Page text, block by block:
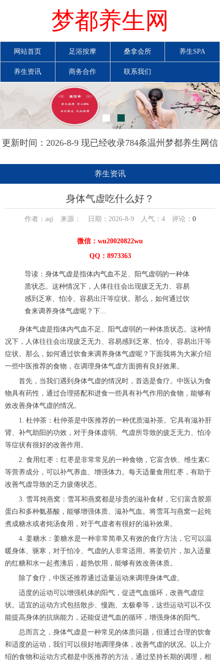
梦都养生网
网站首页 足浴按摩 桑拿会所 养生SPA
养生资讯 商务合作 联系我们
更新时间：2026-8-9 现已经收录784条温州梦都养生网信
养生资讯
身体气虚吃什么好？
作者：aqi 来源： 日期：2026-8-9 人气： 4评论： 0
微信：wu20020822wu
QQ：8973363
导读：身体气虚是指体内气血不足、阳气虚弱的一种体
质状态。这种情况下，人体往往会出现疲乏无力、容易
感到乏寒、怕冷、容易出汗等症状。那么，如何通过饮
食来调养身体气虚呢？下...
身体气虚是指体内气血不足、阳气虚弱的一种体质状态。这种情
况下，人体往往会出现疲乏无力、容易感到乏寒、怕冷、容易出汗等
症状。那么，如何通过饮食来调养身体气虚呢？下面我将为大家介绍
一些中医推荐的食物，在调理身体气虚方面拥有良好效果。
首先，当我们遇到身体气虚的情况时，首选是食疗。中医认为食
物具有药性，通过合理搭配和进食一些具有补气作用的食物，能够有
效改善身体气虚的情况。
1. 杜仲茶：杜仲茶是中医推荐的一种优质滋补茶。它具有滋补肝
肾、补气助阳的功效，对于身体虚弱、气虚所导致的疲乏无力、怕冷
等症状有很好的改善作用。
2. 食用红枣：红枣是非常常见的一种食物，它富含铁、维生素C
等营养成分，可以补气养血、增强体力。每天适量食用红枣，有助于
改善气虚导致的乏力疲倦状态。
3. 雪耳炖燕窝：雪耳和燕窝都是珍贵的滋补食材，它们富含胶原
蛋白和多种氨基酸，能够增强体质、滋补气血。将雪耳与燕窝一起炖
煮成糖水或者炖汤食用，对于气虚者有很好的滋补效果。
4. 姜糖水：姜糖水是一种非常简单又有效的食疗方法，它可以温
暖身体、驱寒，对于怕冷、气虚的人非常适用。将姜切片，加入适量
的红糖和水一起煮沸后，趁热饮用，能够有效改善体质。
除了食疗，中医还推荐通过适量运动来调理身体气虚。
适度的运动可以增强机体的阳气，促进气血循环，改善气虚症
状。适宜的运动方式包括散步、慢跑、太极拳等，这些运动可以不仅
能提高身体的抗病能力，还能促进气血的循环，增强身体的阳气。
总而言之，身体气虚是一种常见的体质问题，但通过合理的饮食
和适度的运动，我们可以很好地调理身体，改善气虚的状况。以上介
绍的食物和运动方式都是中医推荐的方法，通过坚持长期的调理，相